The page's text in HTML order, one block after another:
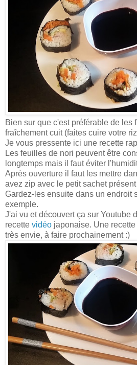
Bien sur que c'est préférable de les
fraîchement cuit (faites cuire votre
Je vous pressente ici une recette
Les feuilles de nori peuvent être
longtemps mais il faut éviter
Après ouverture il faut les mettre
avez zip avec le petit sachet
Gardez-les ensuite dans un endroit
exemple.
J'ai vu et découvert ça sur Youtube
recette vidéo japonaise. Une
très envie, à faire prochainement :)